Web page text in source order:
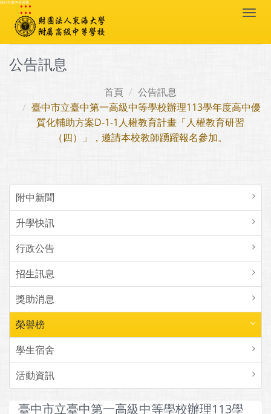
跳到主要內容區塊
:::
公告訊息
首頁
公告訊息
臺中市立臺中第一高級中等學校辦理113學年度高中優
質化輔助方案D-1-1人權教育計畫「人權教育研習
（四）」，邀請本校教師踴躍報名參加。
附中新聞
升學快訊
行政公告
招生訊息
獎助消息
榮譽榜
學生宿舍
活動資訊
臺中市立臺中第一高級中等學校辦理113學